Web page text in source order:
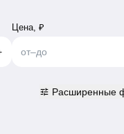
Цена, ₽
от–до
tune Расширенные